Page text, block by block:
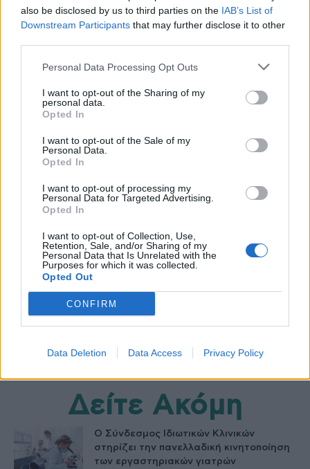
also be disclosed by us to third parties on the IAB’s List of
Downstream Participants that may further disclose it to other
Personal Data Processing Opt Outs
I want to opt-out of the Sharing of my
personal data.
Opted In
I want to opt-out of the Sale of my
Personal Data.
Opted In
I want to opt-out of processing my
Personal Data for Targeted Advertising.
Opted In
I want to opt-out of Collection, Use,
Retention, Sale, and/or Sharing of my
Personal Data that Is Unrelated with the
Purposes for which it was collected.
Opted Out
CONFIRM
Data Deletion Data Access Privacy Policy
Μετά από πόσες μέρες φεύγει μια μελανιά
ESMO 2025 Θεραπευτική Κλινική ΕΚΠΑ
Δείτε Ακόμη
Ο Σύνδεσμος Ιδιωτικών Κλινικών
στηρίζει την πανελλαδική κινητοποίηση
των εργαστηριακών γιατρών